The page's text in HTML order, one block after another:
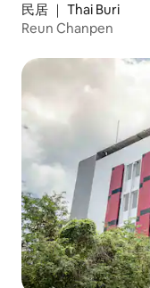
民居 ｜ Thai Buri
Reun Chanpen